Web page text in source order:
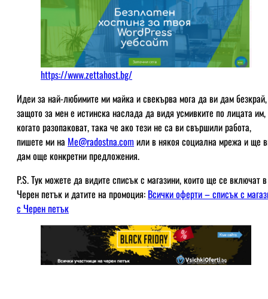
https://www.zettahost.bg/
Идеи за най-любимите ми майка и свекърва мога да ви дам безкрай,
защото за мен е истинска наслада да видя усмивките по лицата им,
когато разопаковат, така че ако тези не са ви свършили работа,
пишете ми на Me@radostna.com или в някоя социална мрежа и ще
дам още конкретни предложения.
P.S. Тук можете да видите списък с магазини, които ще се включат в
Черен петък и датите на промоция: Всички оферти – списък с
с Черен петък